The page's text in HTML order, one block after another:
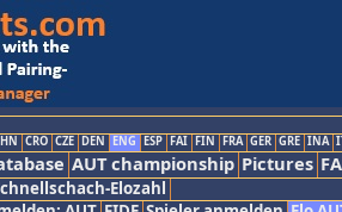
CRO CZE DEN ENG ESP FAI FIN FRA GER GRE INA
AUT championship Pictures
Elozahl